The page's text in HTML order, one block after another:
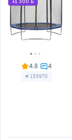
4.8
# 155970
+1 300 Б